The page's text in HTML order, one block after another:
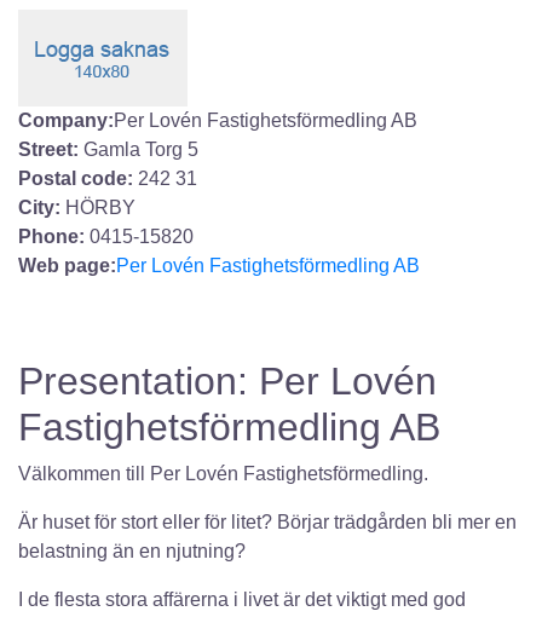
Company:Per Lovén Fastighetsförmedling AB
Street: Gamla Torg 5
Postal code: 242 31
City: HÖRBY
Phone: 0415-15820
Web page:Per Lovén Fastighetsförmedling AB
Presentation: Per Lovén
Fastighetsförmedling AB
Välkommen till Per Lovén Fastighetsförmedling.
Är huset för stort eller för litet? Börjar trädgården bli mer en
belastning än en njutning?
I de flesta stora affärerna i livet är det viktigt med god